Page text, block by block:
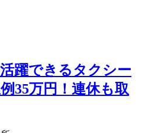
躍できるタクシー
35万円！連休も取